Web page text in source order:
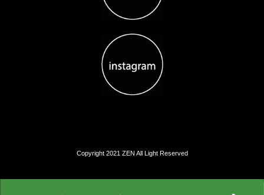
Copyright 2021 ZEN All Light Reserved